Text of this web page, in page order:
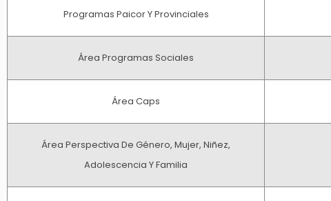
Programas Paicor Y Provinciales
Área Programas Sociales
Área Caps
Área Perspectiva De Género, Mujer, Niñez,
Adolescencia Y Familia